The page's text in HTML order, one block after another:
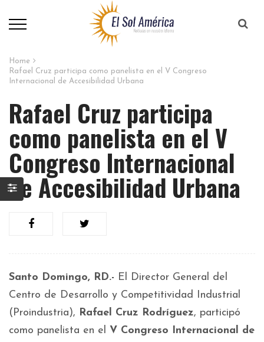
Home
Rafael Cruz participa como panelista en el V Congreso
Internacional de Accesibilidad Urbana
Rafael Cruz participa
como panelista en el V
Congreso Internacional
de Accesibilidad Urbana
Santo Domingo, RD.- El Director General del
Centro de Desarrollo y Competitividad Industrial
(Proindustria), Rafael Cruz Rodríguez, participó
como panelista en el V Congreso Internacional de